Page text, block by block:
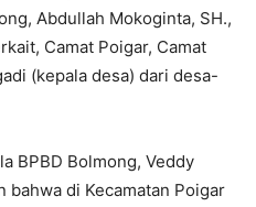
Abdullah Mokoginta, SH.,
Camat Poigar, Camat
(kepala desa) dari desa-
BPBD Bolmong, Veddy
bahwa di Kecamatan Poigar